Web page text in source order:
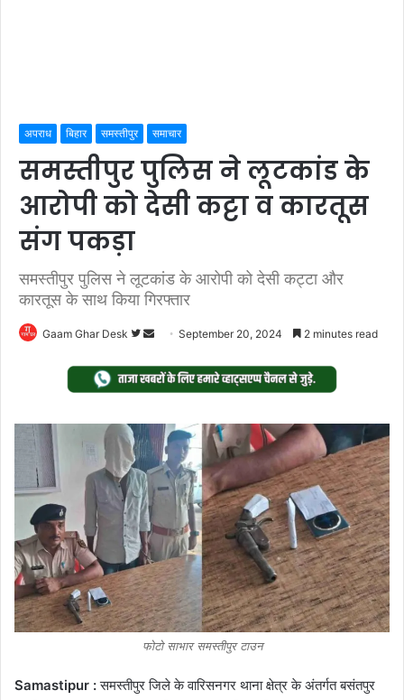
अपराध बिहार समस्तीपुर समाचार
समस्तीपुर पुलिस ने लूटकांड के
आरोपी को देसी कट्टा व कारतूस
संग पकड़ा
समस्तीपुर पुलिस ने लूटकांड के आरोपी को देसी कट्टा और
कारतूस के साथ किया गिरफ्तार
Gaam Ghar Desk
Follow
Twitter
Send
email
September 20, 2024 2 minutes read
फोटो साभार समस्तीपुर टाउन
Samastipur :समस्तीपुर जिले के वारिसनगर थाना क्षेत्र के अंतर्गत बसंतपुर